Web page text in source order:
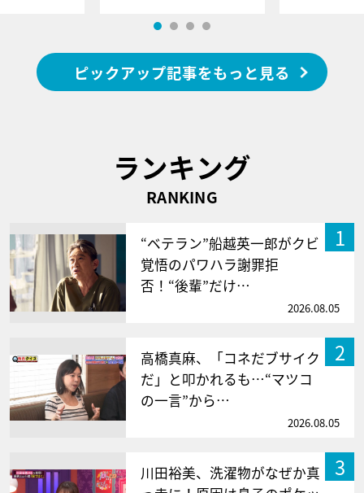
ピックアップ記事をもっと見る
ランキング
RANKING
1
“ベテラン”船越英一郎がクビ
覚悟のパワハラ謝罪拒
否！“後輩”だけ…
2026.08.05
2
高橋真麻、「コネだブサイク
だ」と叩かれるも…“マツコ
の一言”から…
2026.08.05
3
川田裕美、洗濯物がなぜか真